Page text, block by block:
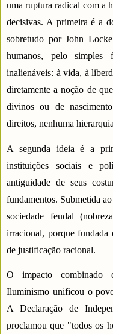
uma ruptura radical com a
decisivas. A primeira é a
sobretudo por John
humanos, pelo simples
inalienáveis: à vida, à
diretamente a noção de
divinos ou de
direitos, nenhuma
A segunda ideia é a
instituições sociais e
antiguidade de seus
fundamentos. Submetida
sociedade feudal
irracional, porque fundada
de justificação racional.
O impacto combinado
Iluminismo unificou o
A Declaração de
proclamou que "todos os